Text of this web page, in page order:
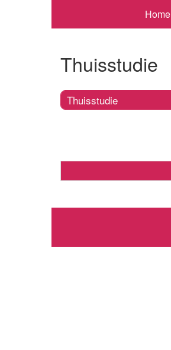
Home
Thuisstudie
Thuisstudie